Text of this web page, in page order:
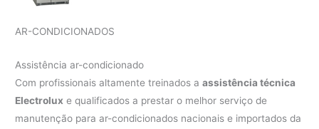
AR-CONDICIONADOS
Assistência ar-condicionado
Com profissionais altamente treinados aassistência técnica
Electrolux e qualificados a prestar o melhor serviço de
manutenção para ar-condicionados nacionais e importados da